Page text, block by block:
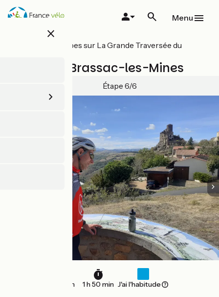
Aller
au
close
Menu
Toutes les étapes sur La Grande Traversée du
Massiac / Brassac-les-Mines
Étape 6/6
28 km 1 h 50 min J'ai l'habitude